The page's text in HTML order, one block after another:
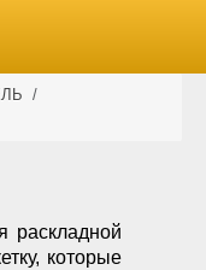
/
раскладной
которые